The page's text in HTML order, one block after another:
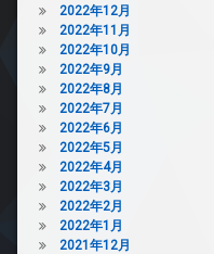
2022年12月
2022年11月
2022年10月
2022年9月
2022年8月
2022年7月
2022年6月
2022年5月
2022年4月
2022年3月
2022年2月
2022年1月
2021年12月